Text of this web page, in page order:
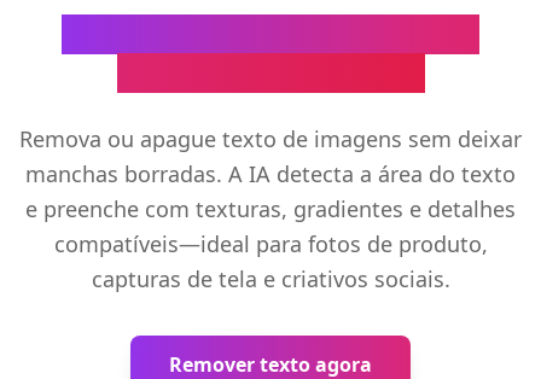
Remova ou apague texto de imagens sem deixar
manchas borradas. A IA detecta a área do texto
e preenche com texturas, gradientes e detalhes
compatíveis—ideal para fotos de produto,
capturas de tela e criativos sociais.
Remover texto agora